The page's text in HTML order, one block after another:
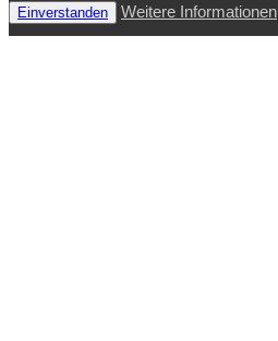
Einverstanden Weitere Informationen